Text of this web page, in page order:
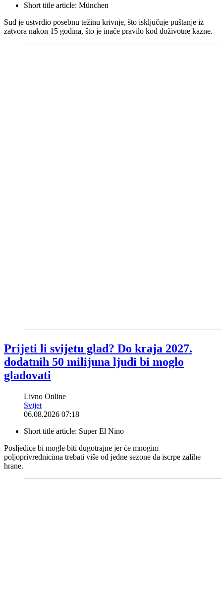
Short title article: München
Sud je ustvrdio posebnu težinu krivnje, što isključuje puštanje iz
zatvora nakon 15 godina, što je inače pravilo kod doživotne kazne.
Prijeti li svijetu glad? Do kraja 2027.
dodatnih 50 milijuna ljudi bi moglo
gladovati
Livno Online
Svijet
06.08.2026 07:18
Short title article: Super El Nino
Posljedice bi mogle biti dugotrajne jer će mnogim
poljoprivrednicima trebati više od jedne sezone da iscrpe zalihe
hrane.